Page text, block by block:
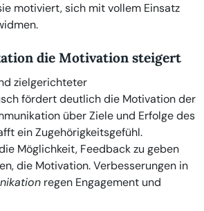
motiviert, sich mit vollem Einsatz
die Motivation steigert
zielgerichteter
fördert deutlich die Motivation der
über Ziele und Erfolge des
ein Zugehörigkeitsgefühl.
Möglichkeit, Feedback zu geben
die Motivation. Verbesserungen in
regen Engagement und